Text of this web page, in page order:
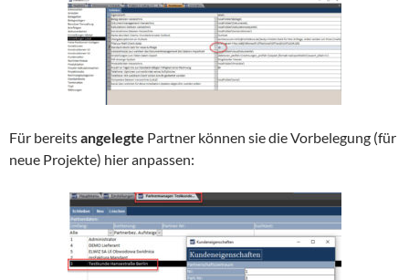
Für bereitsangelegte Partner können sie die Vorbelegung (für
neue Projekte) hier anpassen: